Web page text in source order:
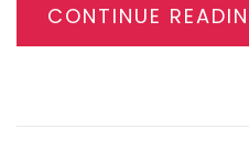
CONTINUE